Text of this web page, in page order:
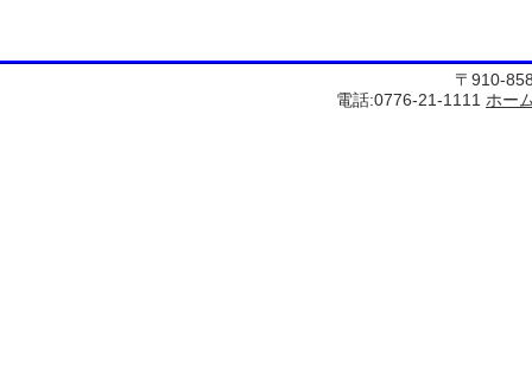
〒910-
電話:0776-21-1111 ホー